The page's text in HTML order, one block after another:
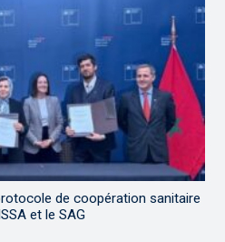
de coopération sanitaire
et le SAG